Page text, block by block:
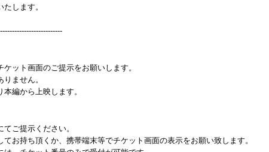
します。
ット画面のご提示をお願いします。
ません。
編から上映します。
ご提示ください。
お持ち頂くか、携帯端末等でチケット画面の表示をお願い致します。